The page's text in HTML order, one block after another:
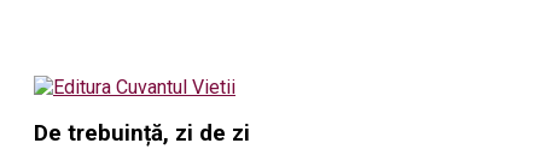
De trebuință, zi de zi